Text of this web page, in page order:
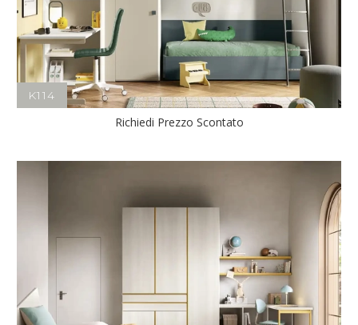
K114
Richiedi Prezzo Scontato